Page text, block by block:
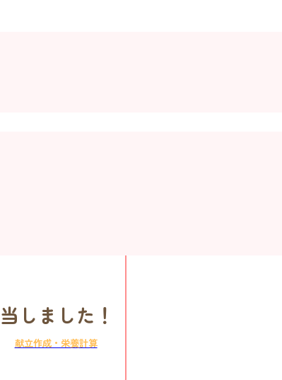
献立作成・栄養計算
しました！